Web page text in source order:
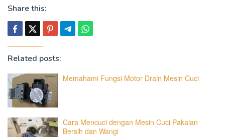
Share this:
Related posts:
Memahami Fungsi Motor Drain Mesin Cuci
Cara Mencuci dengan Mesin Cuci Pakaian
Bersih dan Wangi